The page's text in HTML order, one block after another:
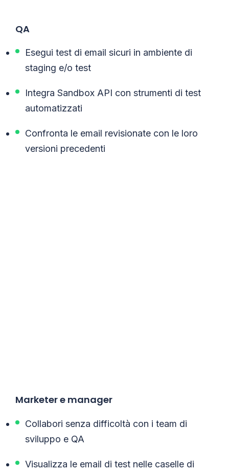
QA
Esegui test di email sicuri in ambiente di
staging e/o test
Integra Sandbox API con strumenti di test
automatizzati
Confronta le email revisionate con le loro
versioni precedenti
Marketer e manager
Collabori senza difficoltà con i team di
sviluppo e QA
Visualizza le email di test nelle caselle di